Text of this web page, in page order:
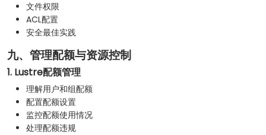
文件权限
ACL配置
安全最佳实践
九、管理配额与资源控制
1. Lustre配额管理
理解用户和组配额
配置配额设置
监控配额使用情况
处理配额违规